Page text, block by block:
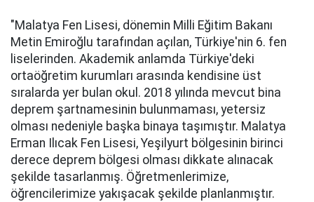
"Malatya Fen Lisesi, dönemin Milli Eğitim Bakanı
Metin Emiroğlu tarafından açılan, Türkiye'nin 6. fen
liselerinden. Akademik anlamda Türkiye'deki
ortaöğretim kurumları arasında kendisine üst
sıralarda yer bulan okul. 2018 yılında mevcut bina
deprem şartnamesinin bulunmaması, yetersiz
olması nedeniyle başka binaya taşımıştır. Malatya
Erman Ilıcak Fen Lisesi, Yeşilyurt bölgesinin birinci
derece deprem bölgesi olması dikkate alınacak
şekilde tasarlanmış. Öğretmenlerimize,
öğrencilerimize yakışacak şekilde planlanmıştır.